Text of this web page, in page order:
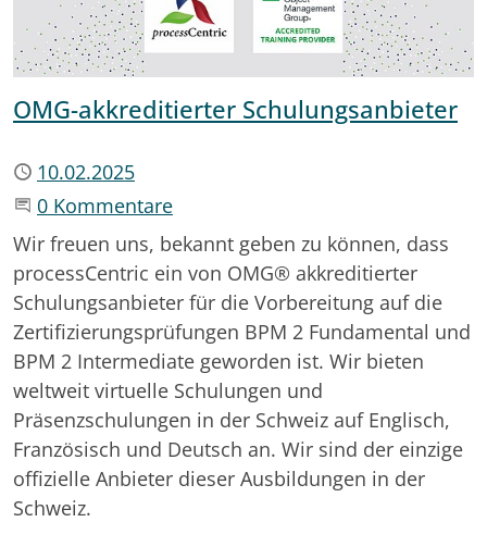
OMG-akkreditierter Schulungsanbieter
Publiziert
10.02.2025
Beginne eine Unterhaltung
0 Kommentare
Wir freuen uns, bekannt geben zu können, dass
processCentric ein von OMG® akkreditierter
Schulungsanbieter für die Vorbereitung auf die
Zertifizierungsprüfungen BPM 2 Fundamental und
BPM 2 Intermediate geworden ist. Wir bieten
weltweit virtuelle Schulungen und
Präsenzschulungen in der Schweiz auf Englisch,
Französisch und Deutsch an. Wir sind der einzige
offizielle Anbieter dieser Ausbildungen in der
Schweiz.